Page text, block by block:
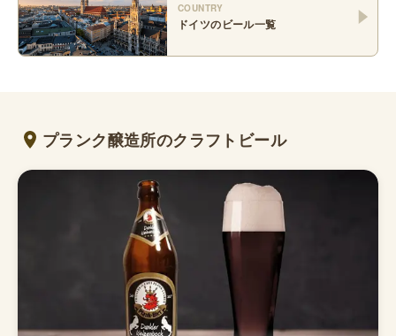
COUNTRY
ドイツのビール一覧
プランク醸造所のクラフトビール